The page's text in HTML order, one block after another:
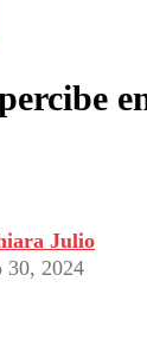
Julio
30, 2024